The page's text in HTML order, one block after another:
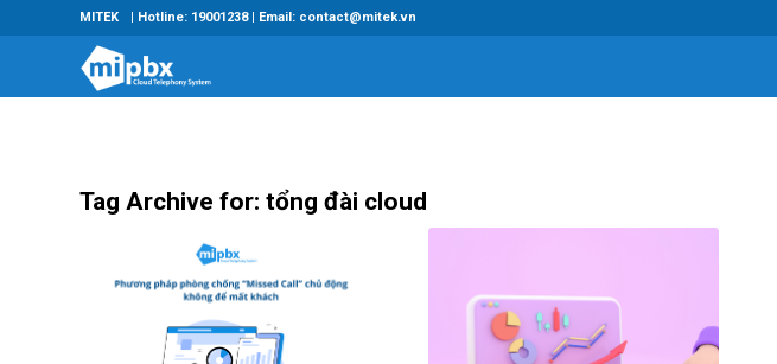
MITEK | Hotline: 19001238 | Email: contact@mitek.vn
Tag Archive for: tổng đài cloud